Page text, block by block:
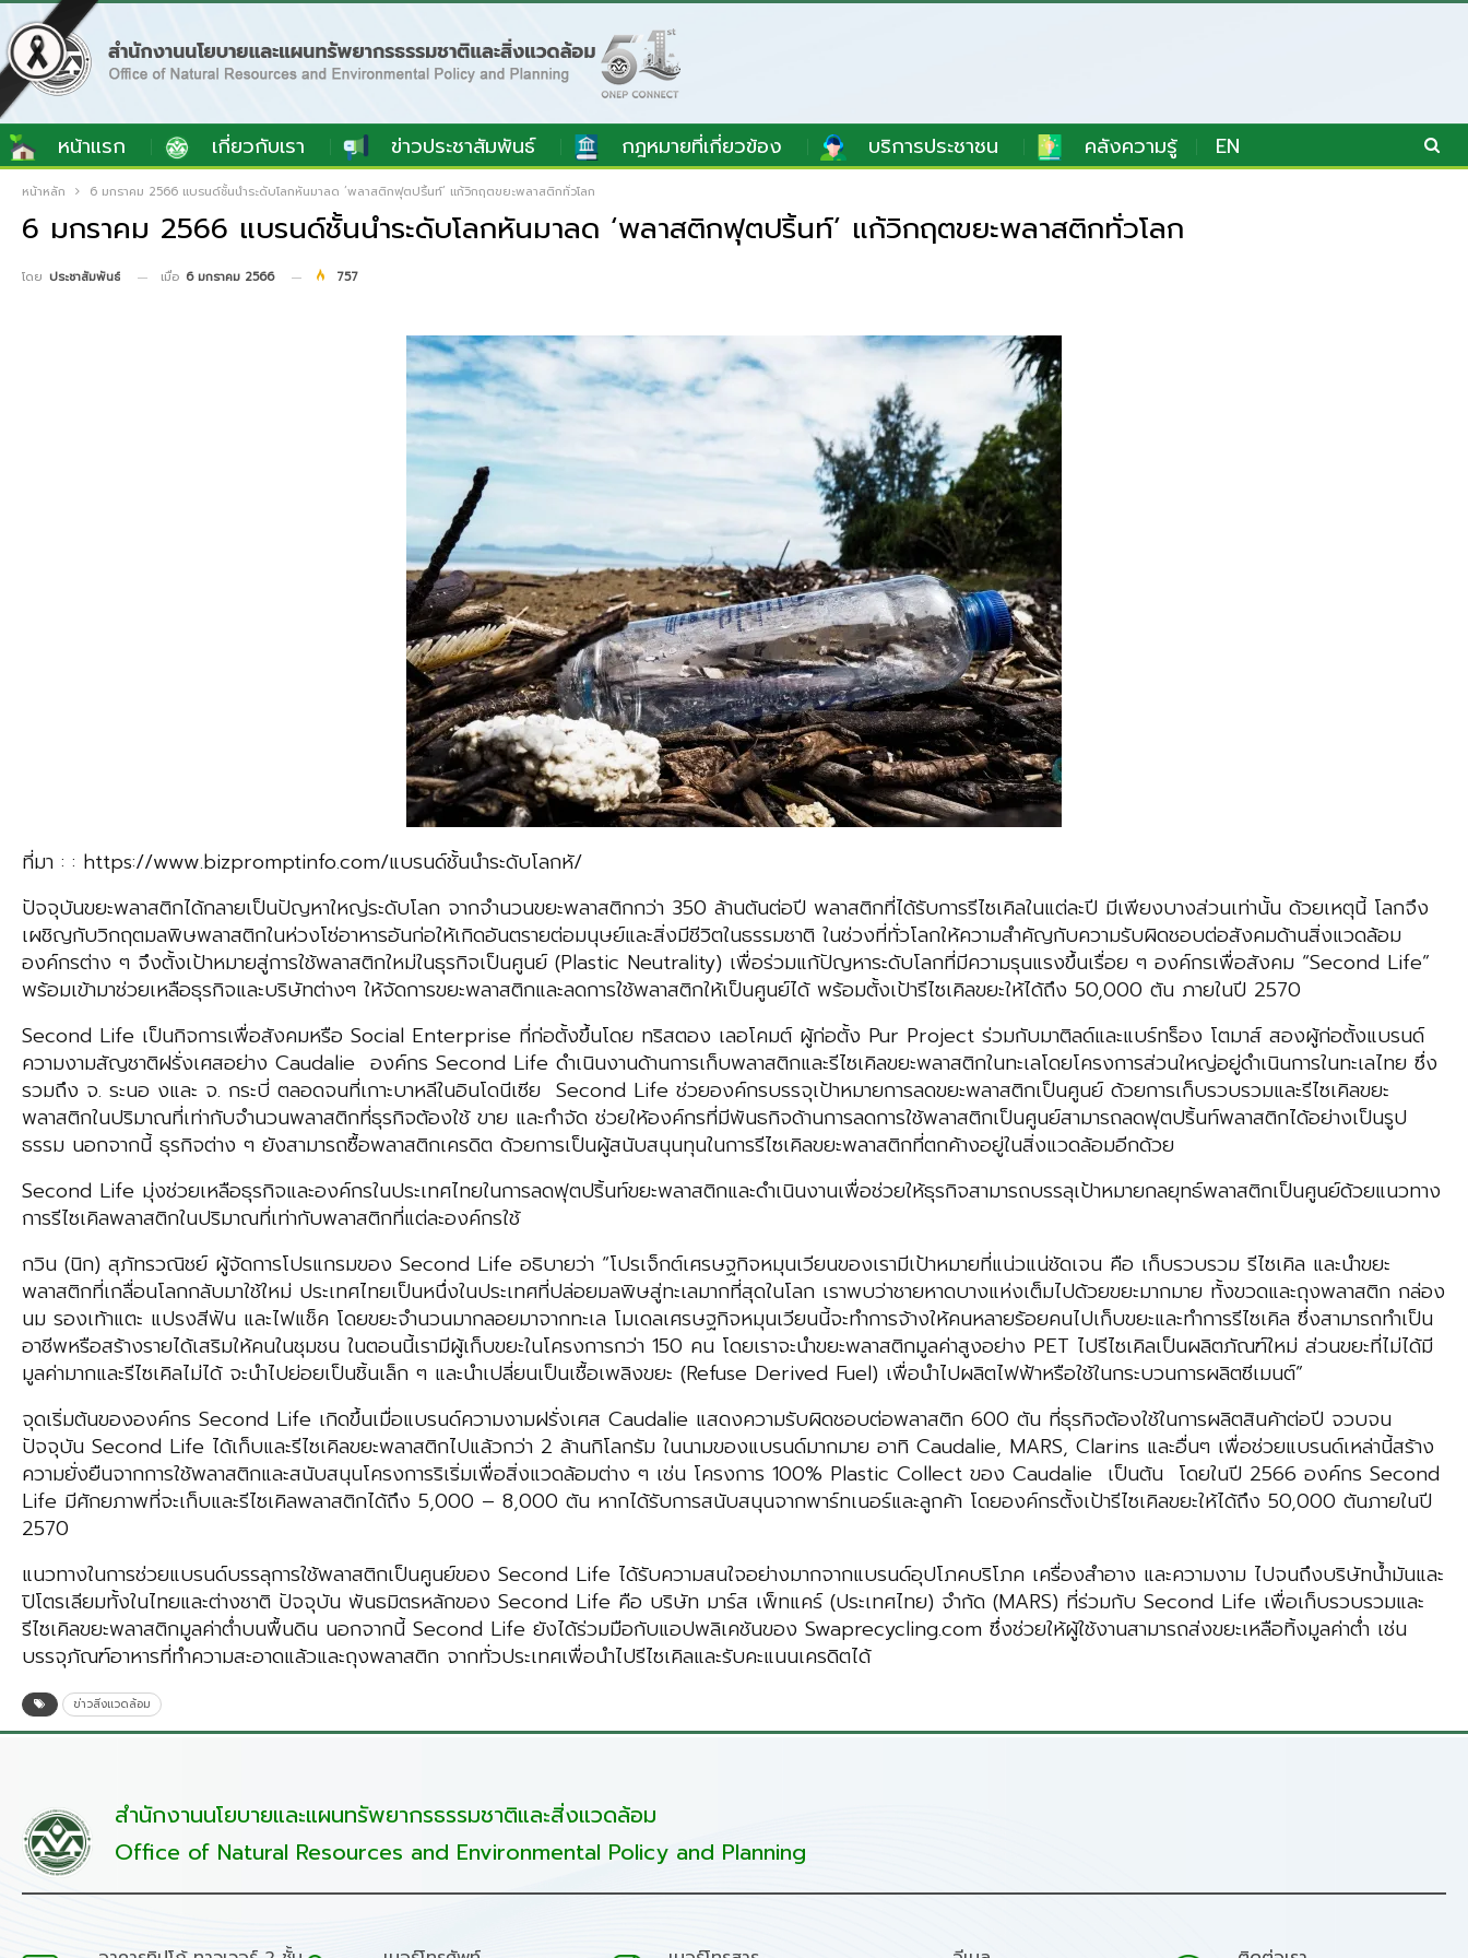
หน้าแรก เกี่ยวกับเรา ข่าวประชาสัมพันธ์ กฎหมายที่เกี่ยวข้อง บริการประชาชน คลังความรู้ EN
หน้าหลัก 6 มกราคม 2566 แบรนด์ชั้นนำระดับโลกหันมาลด ‘พลาสติกฟุตปริ้นท์’ แก้วิกฤตขยะพลาสติกทั่วโลก
6 มกราคม 2566 แบรนด์ชั้นนำระดับโลกหันมาลด ‘พลาสติกฟุตปริ้นท์’ แก้วิกฤตขยะพลาสติกทั่วโลก
โดย ประชาสัมพันธ์ เมื่อ 6 มกราคม 2566 757
ที่มา : : https://www.bizpromptinfo.com/แบรนด์ชั้นนำระดับโลกหั/
ปัจจุบันขยะพลาสติกได้กลายเป็นปัญหาใหญ่ระดับโลก จากจำนวนขยะพลาสติกกว่า 350 ล้านตันต่อปี พลาสติกที่ได้รับการรีไซเคิลในแต่ละปี มีเพียงบางส่วนเท่านั้น ด้วยเหตุนี้ โลกจึง
เผชิญกับวิกฤตมลพิษพลาสติกในห่วงโซ่อาหารอันก่อให้เกิดอันตรายต่อมนุษย์และสิ่งมีชีวิตในธรรมชาติ ในช่วงที่ทั่วโลกให้ความสำคัญกับความรับผิดชอบต่อสังคมด้านสิ่งแวดล้อม
องค์กรต่าง ๆ จึงตั้งเป้าหมายสู่การใช้พลาสติกใหม่ในธุรกิจเป็นศูนย์ (Plastic Neutrality) เพื่อร่วมแก้ปัญหาระดับโลกที่มีความรุนแรงขึ้นเรื่อย ๆ องค์กรเพื่อสังคม “Second Life”
พร้อมเข้ามาช่วยเหลือธุรกิจและบริษัทต่างๆ ให้จัดการขยะพลาสติกและลดการใช้พลาสติกให้เป็นศูนย์ได้ พร้อมตั้งเป้ารีไซเคิลขยะให้ได้ถึง 50,000 ตัน ภายในปี 2570
Second Life เป็นกิจการเพื่อสังคมหรือ Social Enterprise ที่ก่อตั้งขึ้นโดย ทริสตอง เลอโคมต์ ผู้ก่อตั้ง Pur Project ร่วมกับมาติลด์และแบร์ทร็อง โตมาส์ สองผู้ก่อตั้งแบรนด์
ความงามสัญชาติฝรั่งเศสอย่าง Caudalie องค์กร Second Life ดำเนินงานด้านการเก็บพลาสติกและรีไซเคิลขยะพลาสติกในทะเลโดยโครงการส่วนใหญ่อยู่ดำเนินการในทะเลไทย ซึ่ง
รวมถึง จ. ระนอ งและ จ. กระบี่ ตลอดจนที่เกาะบาหลีในอินโดนีเซีย Second Life ช่วยองค์กรบรรจุเป้าหมายการลดขยะพลาสติกเป็นศูนย์ ด้วยการเก็บรวบรวมและรีไซเคิลขยะ
พลาสติกในปริมาณที่เท่ากับจำนวนพลาสติกที่ธุรกิจต้องใช้ ขาย และกำจัด ช่วยให้องค์กรที่มีพันธกิจด้านการลดการใช้พลาสติกเป็นศูนย์สามารถลดฟุตปริ้นท์พลาสติกได้อย่างเป็นรูป
ธรรม นอกจากนี้ ธุรกิจต่าง ๆ ยังสามารถซื้อพลาสติกเครดิต ด้วยการเป็นผู้สนับสนุนทุนในการรีไซเคิลขยะพลาสติกที่ตกค้างอยู่ในสิ่งแวดล้อมอีกด้วย
Second Life มุ่งช่วยเหลือธุรกิจและองค์กรในประเทศไทยในการลดฟุตปริ้นท์ขยะพลาสติกและดำเนินงานเพื่อช่วยให้ธุรกิจสามารถบรรลุเป้าหมายกลยุทธ์พลาสติกเป็นศูนย์ด้วยแนวทาง
การรีไซเคิลพลาสติกในปริมาณที่เท่ากับพลาสติกที่แต่ละองค์กรใช้
กวิน (นิก) สุภัทรวณิชย์ ผู้จัดการโปรแกรมของ Second Life อธิบายว่า “โปรเจ็กต์เศรษฐกิจหมุนเวียนของเรามีเป้าหมายที่แน่วแน่ชัดเจน คือ เก็บรวบรวม รีไซเคิล และนำขยะ
พลาสติกที่เกลื่อนโลกกลับมาใช้ใหม่ ประเทศไทยเป็นหนึ่งในประเทศที่ปล่อยมลพิษสู่ทะเลมากที่สุดในโลก เราพบว่าชายหาดบางแห่งเต็มไปด้วยขยะมากมาย ทั้งขวดและถุงพลาสติก กล่อง
นม รองเท้าแตะ แปรงสีฟัน และไฟแช็ค โดยขยะจำนวนมากลอยมาจากทะเล โมเดลเศรษฐกิจหมุนเวียนนี้จะทำการจ้างให้คนหลายร้อยคนไปเก็บขยะและทำการรีไซเคิล ซึ่งสามารถทำเป็น
อาชีพหรือสร้างรายได้เสริมให้คนในชุมชน ในตอนนี้เรามีผู้เก็บขยะในโครงการกว่า 150 คน โดยเราจะนำขยะพลาสติกมูลค่าสูงอย่าง PET ไปรีไซเคิลเป็นผลิตภัณฑ์ใหม่ ส่วนขยะที่ไม่ได้มี
มูลค่ามากและรีไซเคิลไม่ได้ จะนำไปย่อยเป็นชิ้นเล็ก ๆ และนำเปลี่ยนเป็นเชื้อเพลิงขยะ (Refuse Derived Fuel) เพื่อนำไปผลิตไฟฟ้าหรือใช้ในกระบวนการผลิตซีเมนต์”
จุดเริ่มต้นขององค์กร Second Life เกิดขึ้นเมื่อแบรนด์ความงามฝรั่งเศส Caudalie แสดงความรับผิดชอบต่อพลาสติก 600 ตัน ที่ธุรกิจต้องใช้ในการผลิตสินค้าต่อปี จวบจน
ปัจจุบัน Second Life ได้เก็บและรีไซเคิลขยะพลาสติกไปแล้วกว่า 2 ล้านกิโลกรัม ในนามของแบรนด์มากมาย อาทิ Caudalie, MARS, Clarins และอื่นๆ เพื่อช่วยแบรนด์เหล่านี้สร้าง
ความยั่งยืนจากการใช้พลาสติกและสนับสนุนโครงการริเริ่มเพื่อสิ่งแวดล้อมต่าง ๆ เช่น โครงการ 100% Plastic Collect ของ Caudalie เป็นต้น โดยในปี 2566 องค์กร Second
Life มีศักยภาพที่จะเก็บและรีไซเคิลพลาสติกได้ถึง 5,000 – 8,000 ตัน หากได้รับการสนับสนุนจากพาร์ทเนอร์และลูกค้า โดยองค์กรตั้งเป้ารีไซเคิลขยะให้ได้ถึง 50,000 ตันภายในปี
2570
แนวทางในการช่วยแบรนด์บรรลุการใช้พลาสติกเป็นศูนย์ของ Second Life ได้รับความสนใจอย่างมากจากแบรนด์อุปโภคบริโภค เครื่องสำอาง และความงาม ไปจนถึงบริษัทน้ำมันและ
ปิโตรเลียมทั้งในไทยและต่างชาติ ปัจจุบัน พันธมิตรหลักของ Second Life คือ บริษัท มาร์ส เพ็ทแคร์ (ประเทศไทย) จำกัด (MARS) ที่ร่วมกับ Second Life เพื่อเก็บรวบรวมและ
รีไซเคิลขยะพลาสติกมูลค่าต่ำบนพื้นดิน นอกจากนี้ Second Life ยังได้ร่วมมือกับแอปพลิเคชันของ Swaprecycling.com ซึ่งช่วยให้ผู้ใช้งานสามารถส่งขยะเหลือทิ้งมูลค่าต่ำ เช่น
บรรจุภัณฑ์อาหารที่ทำความสะอาดแล้วและถุงพลาสติก จากทั่วประเทศเพื่อนำไปรีไซเคิลและรับคะแนนเครดิตได้
ข่าวสิ่งแวดล้อม
สำนักงานนโยบายและแผนทรัพยากรธรรมชาติและสิ่งแวดล้อม
Office of Natural Resources and Environmental Policy and Planning